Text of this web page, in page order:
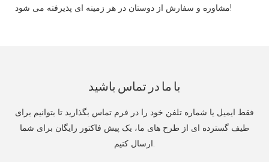
مشاوره و سفارش از دوستان در هر زمینه ای پذیرفته می شود!
با ما در تماس باشید
فقط ایمیل یا شماره تلفن خود را در فرم تماس بگذارید تا بتوانیم برای
طیف گسترده ای از طرح های ما، یک پیش فاکتور رایگان برای شما
ارسال کنیم.